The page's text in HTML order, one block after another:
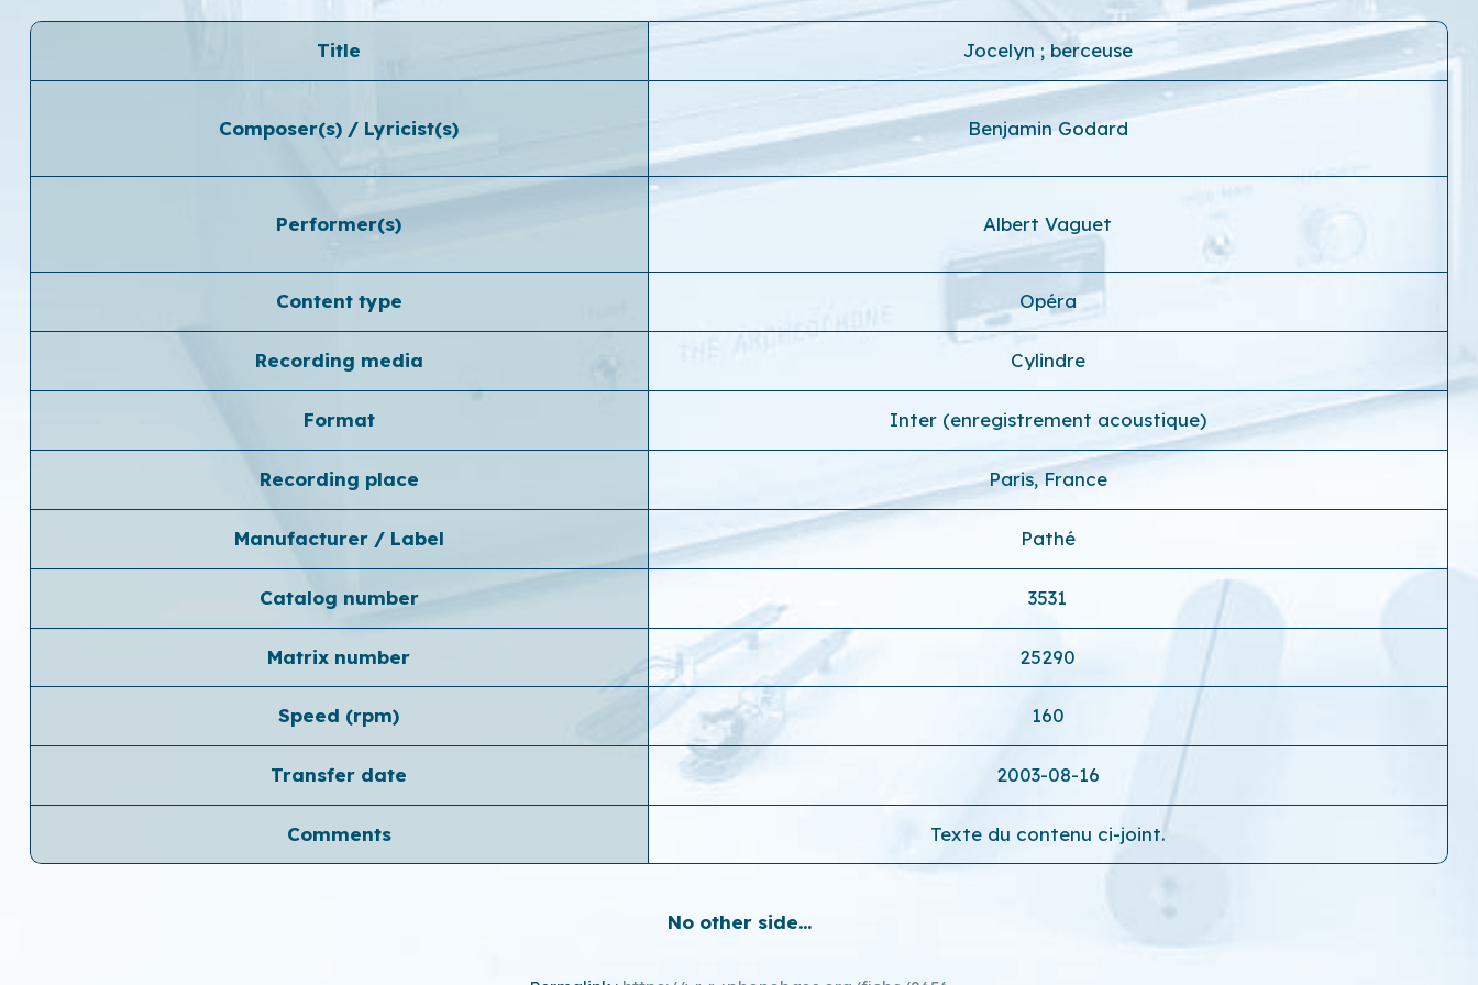
Title Jocelyn ; berceuse
Composer(s) / Lyricist(s) Benjamin Godard
Performer(s) Albert Vaguet
Content type Opéra
Recording media Cylindre
Format Inter (enregistrement acoustique)
Recording place Paris, France
Manufacturer / Label Pathé
Catalog number 3531
Matrix number 25290
Speed ​​(rpm) 160
Transfer date 2003-08-16
Comments Texte du contenu ci-joint.
No other side...